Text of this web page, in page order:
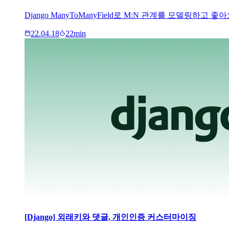
Django ManyToManyField로 M:N 관계를 모델링하고 좋
22.04.18 22min
[Django] 외래키와 댓글, 개인인증 커스터마이징